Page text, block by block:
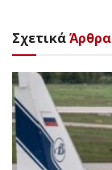
ΣχετικάΆρθρα